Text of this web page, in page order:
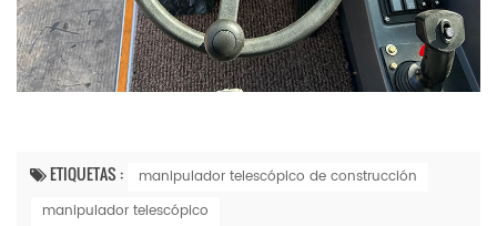
ETIQUETAS :
manipulador telescópico de construcción
manipulador telescópico